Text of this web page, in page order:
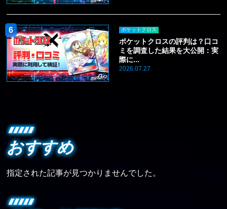
ポケットクロス
ポケットクロスの評判は？口コ
ミを調査した結果を大公開：実
際に...
2026.07.27
おすすめ
指定された記事が見つかりませんでした。